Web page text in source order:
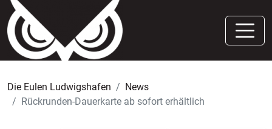
Die Eulen Ludwigshafen
News
Rückrunden-Dauerkarte ab sofort erhältlich